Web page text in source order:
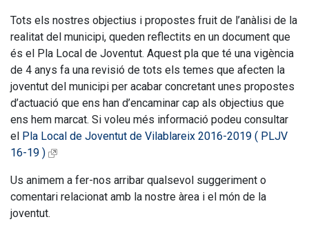
Tots els nostres objectius i propostes fruit de l’anàlisi de la
realitat del municipi, queden reflectits en un document que
és el Pla Local de Joventut. Aquest pla que té una vigència
de 4 anys fa una revisió de tots els temes que afecten la
joventut del municipi per acabar concretant unes propostes
d’actuació que ens han d’encaminar cap als objectius que
ens hem marcat. Si voleu més informació podeu consultar
el Pla Local de Joventut de Vilablareix 2016-2019 ( PLJV
16-19 )
Us animem a fer-nos arribar qualsevol suggeriment o
comentari relacionat amb la nostre àrea i el món de la
joventut.